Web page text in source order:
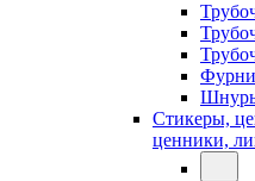
Шнуры
Стикеры,
ценники,